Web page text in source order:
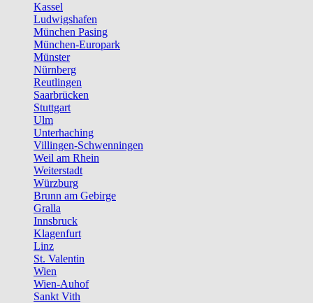
Kassel
Ludwigshafen
München Pasing
München-Europark
Münster
Nürnberg
Reutlingen
Saarbrücken
Stuttgart
Ulm
Unterhaching
Villingen-Schwenningen
Weil am Rhein
Weiterstadt
Würzburg
Brunn am Gebirge
Gralla
Innsbruck
Klagenfurt
Linz
St. Valentin
Wien
Wien-Auhof
Sankt Vith